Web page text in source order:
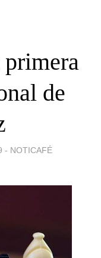
primera
de
- NOTICAFÉ